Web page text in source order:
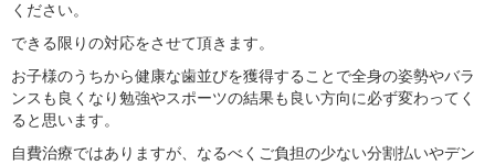
ください。
できる限りの対応をさせて頂きます。
お子様のうちから健康な歯並びを獲得することで全身の姿勢やバラ
ンスも良くなり勉強やスポーツの結果も良い方向に必ず変わってく
ると思います。
自費治療ではありますが、なるべくご負担の少ない分割払いやデン